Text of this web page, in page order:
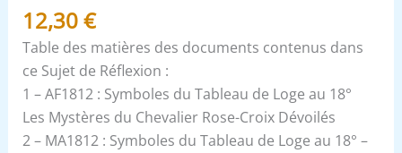
12,30€
Table des matières des documents contenus dans
ce Sujet de Réflexion :
1 – AF1812 : Symboles du Tableau de Loge au 18°
Les Mystères du Chevalier Rose-Croix Dévoilés
2 – MA1812 : Symboles du Tableau de Loge au 18° –